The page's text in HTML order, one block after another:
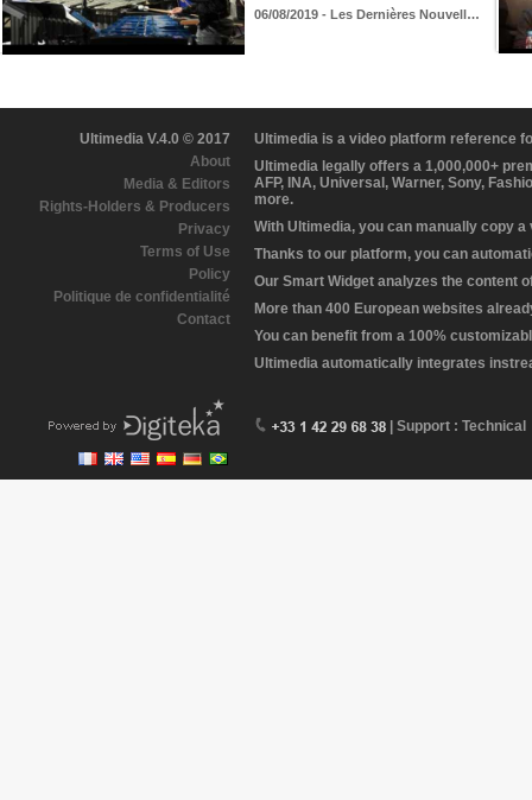
06/08/2019 - Les Dernières Nouvell…
Ultimedia V.4.0 © 2017
About
Media & Editors
Rights-Holders & Producers
Privacy
Terms of Use
Policy
Politique de confidentialité
Contact
Ultimedia is a video platform reference
Ultimedia legally offers a 1,000,000+
AFP, INA, Universal, Warner, Sony,
more.
With Ultimedia, you can manually copy
Thanks to our platform, you can
Our Smart Widget analyzes the content
More than 400 European websites
You can benefit from a 100%
Ultimedia automatically integrates
| Support : Technical